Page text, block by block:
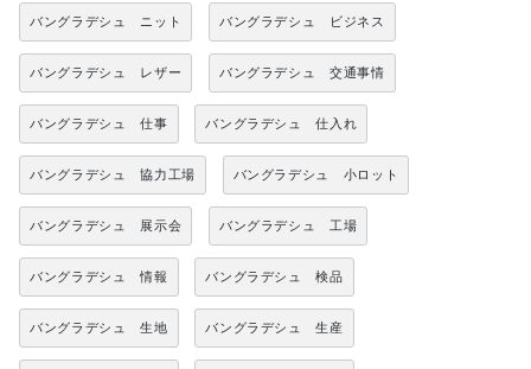
バングラデシュ ニット バングラデシュ ビジネス
バングラデシュ レザー バングラデシュ 交通事情
バングラデシュ 仕事 バングラデシュ 仕入れ
バングラデシュ 協力工場 バングラデシュ 小ロット
バングラデシュ 展示会 バングラデシュ 工場
バングラデシュ 情報 バングラデシュ 検品
バングラデシュ 生地 バングラデシュ 生産